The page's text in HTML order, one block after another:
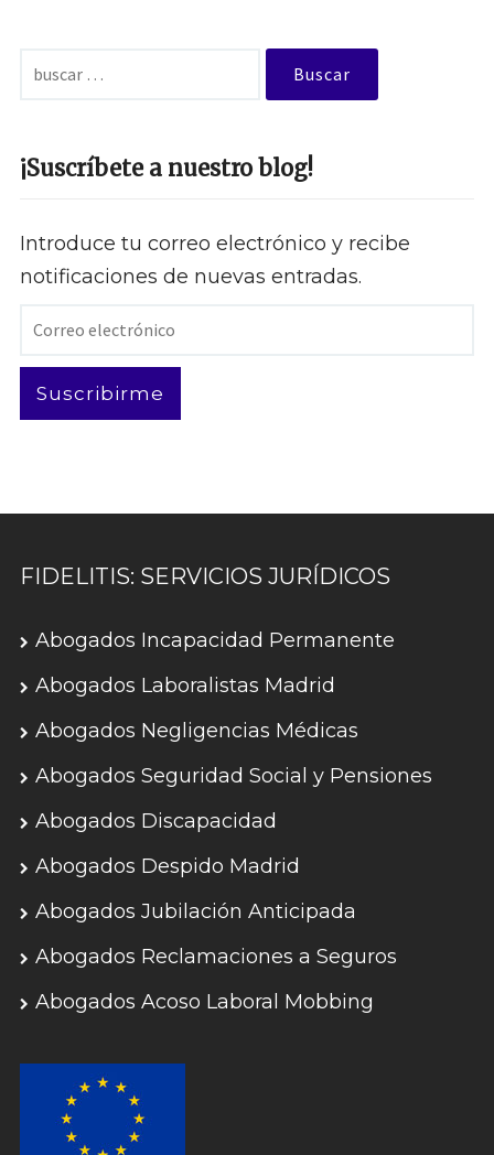
¡Suscríbete a nuestro blog!
Introduce tu correo electrónico y recibe
notificaciones de nuevas entradas.
Correo
Suscribirme
FIDELITIS: SERVICIOS JURÍDICOS
Abogados Incapacidad Permanente
Abogados Laboralistas Madrid
Abogados Negligencias Médicas
Abogados Seguridad Social y Pensiones
Abogados Discapacidad
Abogados Despido Madrid
Abogados Jubilación Anticipada
Abogados Reclamaciones a Seguros
Abogados Acoso Laboral Mobbing